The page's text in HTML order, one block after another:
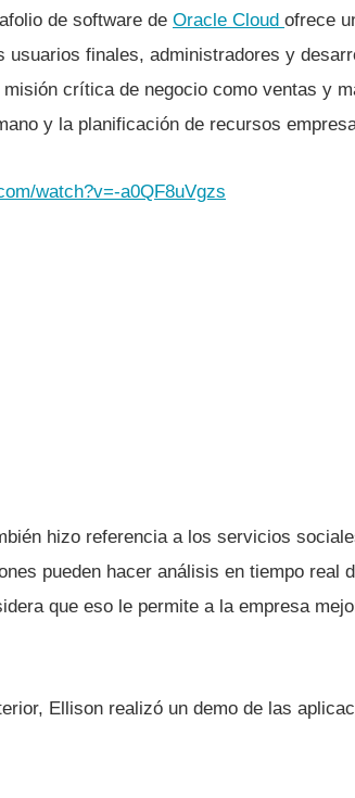
de software de Oracle Cloud ofrece
usuarios finales, administradores y
crí­tica de negocio como ventas y
y la planificación de recursos
watch?v=-a0QF8uVgzs
hizo referencia a los servicios
pueden hacer análisis en tiempo real
que eso le permite a la empresa
Ellison realizó un demo de las